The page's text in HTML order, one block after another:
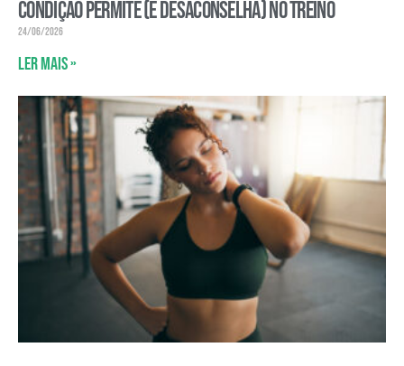
condição permite (e desaconselha) no treino
24/06/2026
Ler mais »